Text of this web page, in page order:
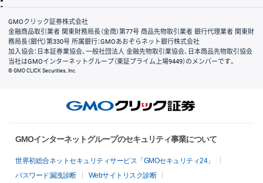
会社案内
GMOクリック証券株式会社
金融商品取引業者 関東財務局長（金商）第77号 商品先物取引業者 銀行代理業者 関東財
務局長（銀代）第330号 所属銀行：GMOあおぞらネット銀行株式会社
加入協会：日本証券業協会、一般社団法人 金融先物取引業協会、日本商品先物取引協会
当社はGMOインターネットグループ（東証プライム上場9449）のメンバーです。
© GMO CLICK Securities, Inc.
GMOインターネットグループのセキュリティ事業について
世界初総合ネットセキュリティサービス「GMOセキュリティ24」
パスワード漏洩診断
Webサイトリスク診断